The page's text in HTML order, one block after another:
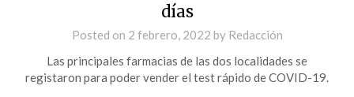
días
Posted on 2 febrero, 2022 by Redacción
Las principales farmacias de las dos localidades se
registaron para poder vender el test rápido de COVID-19.